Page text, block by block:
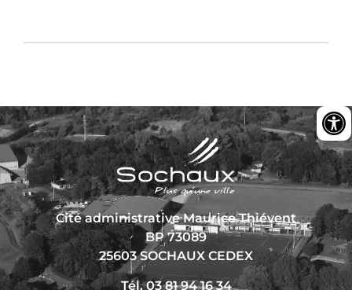
Cité administrative Maurice Thiévent
BP 73089
25603 SOCHAUX CEDEX
Tél. 03 81 94 16 34